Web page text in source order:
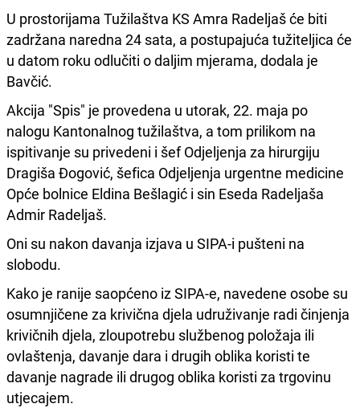
U prostorijama Tužilaštva KS Amra Radeljaš će biti
zadržana naredna 24 sata, a postupajuća tužiteljica će
u datom roku odlučiti o daljim mjerama, dodala je
Bavčić.
Akcija "Spis" je provedena u utorak, 22. maja po
nalogu Kantonalnog tužilaštva, a tom prilikom na
ispitivanje su privedeni i šef Odjeljenja za hirurgiju
Dragiša Đogović, šefica Odjeljenja urgentne medicine
Opće bolnice Eldina Bešlagić i sin Eseda Radeljaša
Admir Radeljaš.
Oni su nakon davanja izjava u SIPA-i pušteni na
slobodu.
Kako je ranije saopćeno iz SIPA-e, navedene osobe su
osumnjičene za krivična djela udruživanje radi činjenja
krivičnih djela, zloupotrebu službenog položaja ili
ovlaštenja, davanje dara i drugih oblika koristi te
davanje nagrade ili drugog oblika koristi za trgovinu
utjecajem.